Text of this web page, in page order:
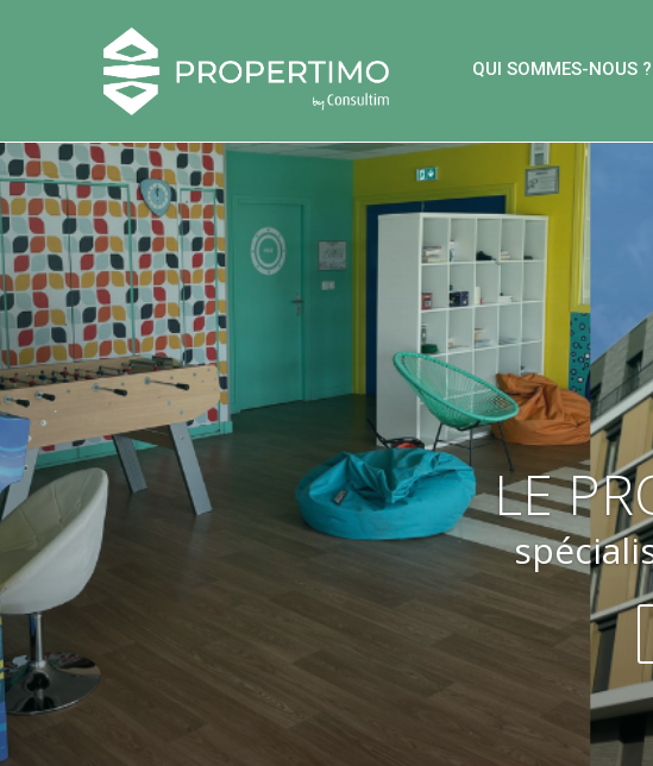
QUI SOMMES-NOUS ?
LE